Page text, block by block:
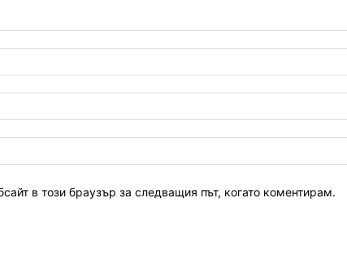
в този браузър за следващия път, когато коментирам.